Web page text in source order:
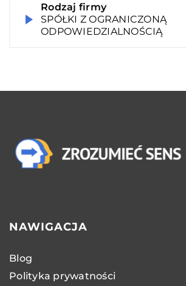
Rodzaj firmy
SPÓŁKI Z OGRANICZONĄ
ODPOWIEDZIALNOŚCIĄ
NAWIGACJA
Blog
Polityka prywatności